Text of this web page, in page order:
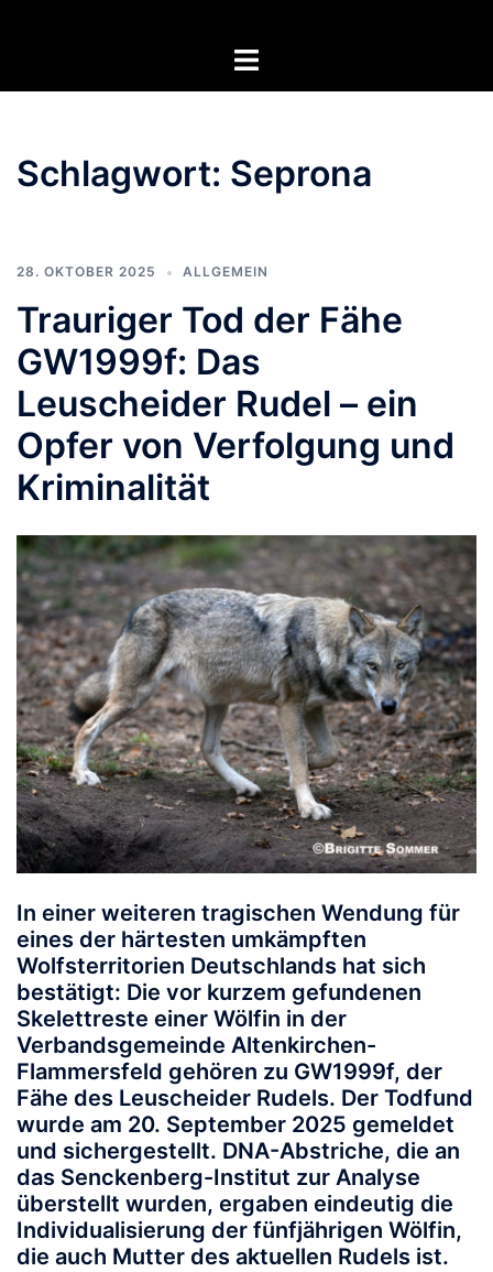
Menü
Schlagwort: Seprona
28. OKTOBER 2025 ALLGEMEIN
Trauriger Tod der Fähe
GW1999f: Das
Leuscheider Rudel – ein
Opfer von Verfolgung und
Kriminalität
In einer weiteren tragischen Wendung für
eines der härtesten umkämpften
Wolfsterritorien Deutschlands hat sich
bestätigt: Die vor kurzem gefundenen
Skelettreste einer Wölfin in der
Verbandsgemeinde Altenkirchen-
Flammersfeld gehören zu GW1999f, der
Fähe des Leuscheider Rudels. Der Todfund
wurde am 20. September 2025 gemeldet
und sichergestellt. DNA-Abstriche, die an
das Senckenberg-Institut zur Analyse
überstellt wurden, ergaben eindeutig die
Individualisierung der fünfjährigen Wölfin,
die auch Mutter des aktuellen Rudels ist.